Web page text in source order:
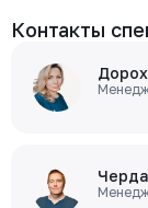
Контакты